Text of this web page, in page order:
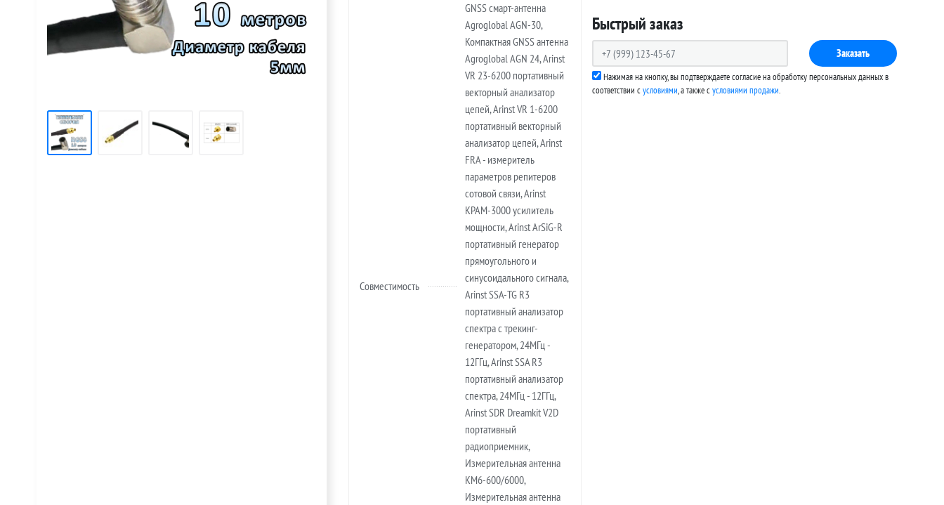
Совместимость
GNSS смарт-антенна
Agroglobal AGN-30,
Компактная GNSS антенна
Agroglobal AGN 24, Arinst
VR 23-6200 портативный
векторный анализатор
цепей, Arinst VR 1-6200
портативный векторный
анализатор цепей, Arinst
FRA - измеритель
параметров репитеров
сотовой связи, Arinst
KPAM-3000 усилитель
мощности, Arinst ArSiG-R
портативный генератор
прямоугольного и
синусоидального сигнала,
Arinst SSA-TG R3
портативный анализатор
спектра с трекинг-
генератором, 24МГц -
12ГГц, Arinst SSA R3
портативный анализатор
спектра, 24МГц - 12ГГц,
Arinst SDR Dreamkit V2D
портативный
радиоприемник,
Измерительная антенна
KM6-600/6000,
Измерительная антенна
Быстрый заказ
Заказать
Нажимая на кнопку, вы подтверждаете согласие на обработку персональных данных в
соответствии сусловиями, а также cусловиями продажи.